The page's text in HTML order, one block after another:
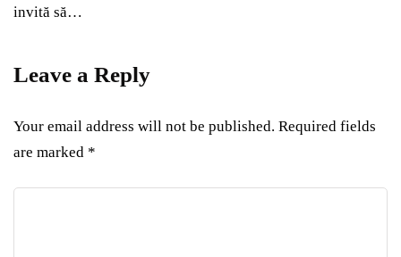
invită să…
Leave a Reply
Your email address will not be published. Required fields
are marked *